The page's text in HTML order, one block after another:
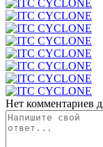
Нет комментариев